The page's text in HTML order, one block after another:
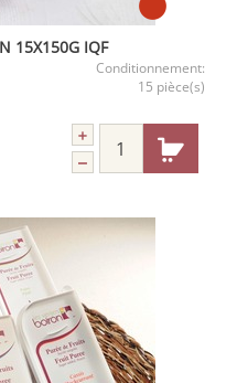
15X150G IQF
Conditionnement:
15 pièce(s)